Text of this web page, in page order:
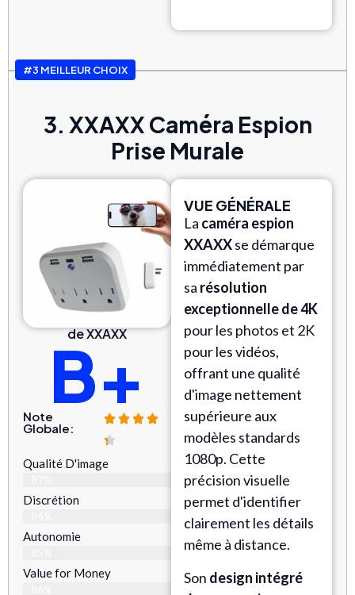
#3 MEILLEUR CHOIX
3. XXAXX Caméra Espion
Prise Murale
de XXAXX
B+
Note
Globale:
Qualité D'image
Discrétion
Autonomie
Value for Money
VUE GÉNÉRALE
La caméra espion
XXAXXse démarque
immédiatement par
sa résolution
exceptionnelle de 4K
pour les photos et 2K
pour les vidéos,
offrant une qualité
d'image nettement
supérieure aux
modèles standards
1080p. Cette
précision visuelle
permet d'identifier
clairement les détails
même à distance.
Son design intégré